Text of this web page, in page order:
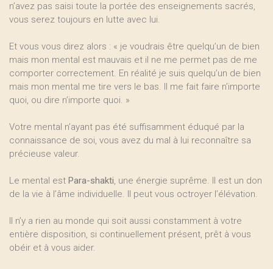
n’avez pas saisi toute la portée des enseignements sacrés,
vous serez toujours en lutte avec lui.
Et vous vous direz alors : « je voudrais être quelqu’un de bien
mais mon mental est mauvais et il ne me permet pas de me
comporter correctement. En réalité je suis quelqu’un de bien
mais mon mental me tire vers le bas. Il me fait faire n’importe
quoi, ou dire n’importe quoi. »
Votre mental n’ayant pas été suffisamment éduqué par la
connaissance de soi, vous avez du mal à lui reconnaître sa
précieuse valeur.
Le mental est Para-shakti, une énergie suprême. Il est un don
de la vie à l’âme individuelle. Il peut vous octroyer l’élévation.
Il n’y a rien au monde qui soit aussi constamment à votre
entière disposition, si continuellement présent, prêt à vous
obéir et à vous aider.